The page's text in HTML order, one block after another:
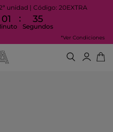
unidad | Código: 20EXTRA
01 : 34
Segundos
*Ver Condiciones